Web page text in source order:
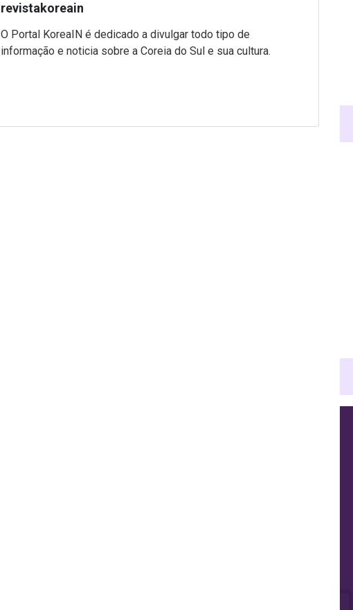
revistakoreain
O Portal KoreaIN é dedicado a divulgar todo tipo de
informação e noticia sobre a Coreia do Sul e sua cultura.